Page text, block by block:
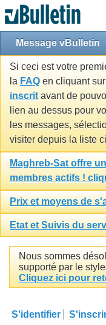
Message vBulletin
Si ceci est votre
la FAQ en cliquant
inscrit avant de
lien au dessus pour
les messages,
visiter depuis la liste
Maghreb-Sat offre
membres actifs !
Prix et moyens de
Etat et Suivis du
Nous sommes
supporté par le
Cliquez ici pour
S'identifier